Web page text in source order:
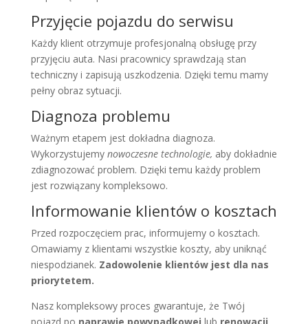
Przyjęcie pojazdu do serwisu
Każdy klient otrzymuje profesjonalną obsługę przy
przyjęciu auta. Nasi pracownicy sprawdzają stan
techniczny i zapisują uszkodzenia. Dzięki temu mamy
pełny obraz sytuacji.
Diagnoza problemu
Ważnym etapem jest dokładna diagnoza.
Wykorzystujemy nowoczesne technologie, aby dokładnie
zdiagnozować problem. Dzięki temu każdy problem
jest rozwiązany kompleksowo.
Informowanie klientów o kosztach
Przed rozpoczęciem prac, informujemy o kosztach.
Omawiamy z klientami wszystkie koszty, aby uniknąć
niespodzianek. Zadowolenie klientów jest dla nas
priorytetem.
Nasz kompleksowy proces gwarantuje, że Twój